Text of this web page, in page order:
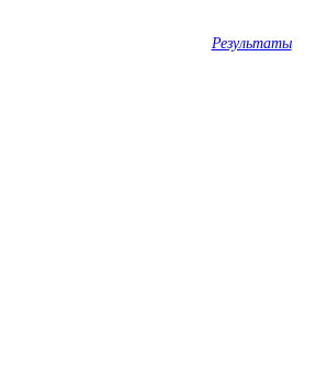
Результаты